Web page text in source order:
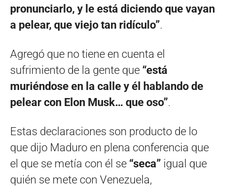
pronunciarlo, y le está diciendo que vayan
a pelear, que viejo tan ridículo”.
Agregó que no tiene en cuenta el
sufrimiento de la gente que “está
muriéndose en la calle y él hablando de
pelear con Elon Musk… que oso”.
Estas declaraciones son producto de lo
que dijo Maduro en plena conferencia que
el que se metía con él se “seca” igual que
quién se mete con Venezuela,